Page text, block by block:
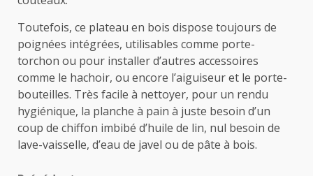
Toutefois, ce plateau en bois dispose toujours de
poignées intégrées, utilisables comme porte-
torchon ou pour installer d’autres accessoires
comme le hachoir, ou encore l’aiguiseur et le porte-
bouteilles. Très facile à nettoyer, pour un rendu
hygiénique, la planche à pain à juste besoin d’un
coup de chiffon imbibé d’huile de lin, nul besoin de
lave-vaisselle, d’eau de javel ou de pâte à bois.